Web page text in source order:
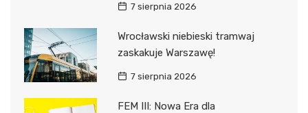
7 sierpnia 2026
Wrocławski niebieski tramwaj
zaskakuje Warszawę!
7 sierpnia 2026
FEM III: Nowa Era dla